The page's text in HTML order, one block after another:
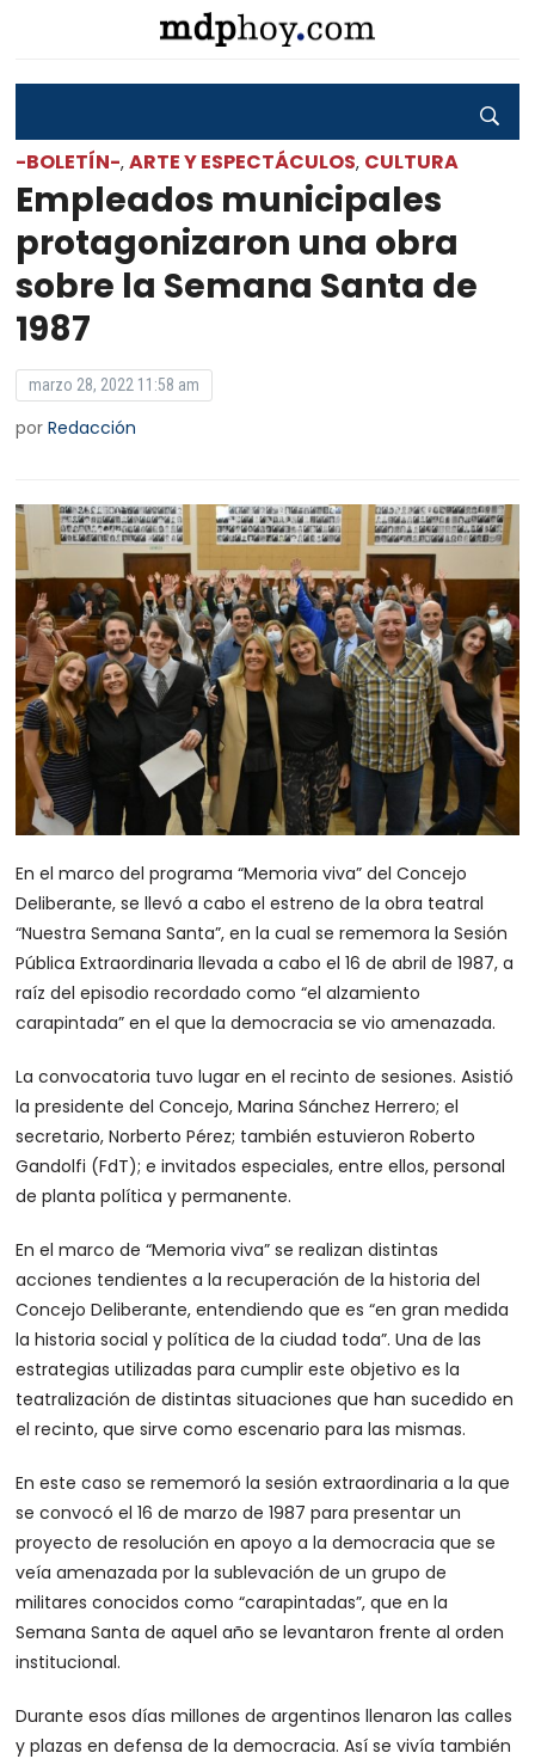
-BOLETÍN-,ARTE Y ESPECTÁCULOS, CULTURA
Empleados municipales
protagonizaron una obra
sobre la Semana Santa de
1987
marzo 28, 2022 11:58 am
porRedacción
En el marco del programa “Memoria viva” del Concejo
Deliberante, se llevó a cabo el estreno de la obra teatral
“Nuestra Semana Santa”, en la cual se rememora la Sesión
Pública Extraordinaria llevada a cabo el 16 de abril de 1987, a
raíz del episodio recordado como “el alzamiento
carapintada” en el que la democracia se vio amenazada.
La convocatoria tuvo lugar en el recinto de sesiones. Asistió
la presidente del Concejo, Marina Sánchez Herrero; el
secretario, Norberto Pérez; también estuvieron Roberto
Gandolfi (FdT); e invitados especiales, entre ellos, personal
de planta política y permanente.
En el marco de “Memoria viva” se realizan distintas
acciones tendientes a la recuperación de la historia del
Concejo Deliberante, entendiendo que es “en gran medida
la historia social y política de la ciudad toda”. Una de las
estrategias utilizadas para cumplir este objetivo es la
teatralización de distintas situaciones que han sucedido en
el recinto, que sirve como escenario para las mismas.
En este caso se rememoró la sesión extraordinaria a la que
se convocó el 16 de marzo de 1987 para presentar un
proyecto de resolución en apoyo a la democracia que se
veía amenazada por la sublevación de un grupo de
militares conocidos como “carapintadas”, que en la
Semana Santa de aquel año se levantaron frente al orden
institucional.
Durante esos días millones de argentinos llenaron las calles
y plazas en defensa de la democracia. Así se vivía también